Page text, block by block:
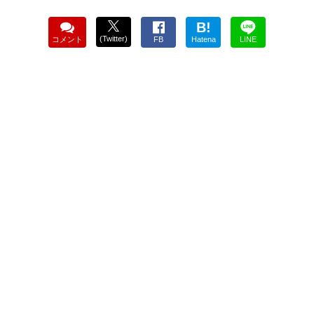
コメント (Twitter) FB
B!
Hatena LINE